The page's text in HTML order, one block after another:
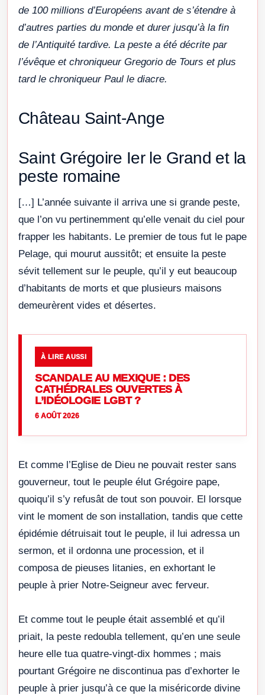
de 100 millions d’Européens avant de s’étendre à
d’autres parties du monde et durer jusqu’à la fin
de l’Antiquité tardive. La peste a été décrite par
l’évêque et chroniqueur Gregorio de Tours et plus
tard le chroniqueur Paul le diacre.​
Château Saint-Ange
Saint Grégoire Ier le Grand et la
peste romaine
[…] L’année suivante il arriva une si grande peste,
que l’on vu pertinemment qu’elle venait du ciel pour
frapper les habitants. Le premier de tous fut le pape
Pelage, qui mourut aussitôt; et ensuite la peste
sévit tellement sur le peuple, qu’il y eut beaucoup
d’habitants de morts et que plusieurs maisons
demeurèrent vides et désertes.
À LIRE AUSSI
SCANDALE AU MEXIQUE : DES
CATHÉDRALES OUVERTES À
L’IDÉOLOGIE LGBT ?
6 AOÛT 2026
Et comme l’Eglise de Dieu ne pouvait rester sans
gouverneur, tout le peuple élut Grégoire pape,
quoiqu’il s’y refusât de tout son pouvoir. El lorsque
vint le moment de son installation, tandis que cette
épidémie détruisait tout le peuple, il lui adressa un
sermon, et il ordonna une procession, et il
composa de pieuses litanies, en exhortant le
peuple à prier Notre-Seigneur avec ferveur.
Et comme tout le peuple était assemblé et qu’il
priait, la peste redoubla tellement, qu’en une seule
heure elle tua quatre-vingt-dix hommes ; mais
pourtant Grégoire ne discontinua pas d’exhorter le
peuple à prier jusqu’à ce que la miséricorde divine